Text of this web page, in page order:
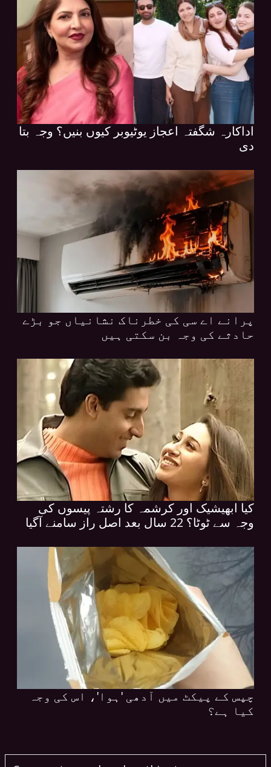
اداکارہ شگفتہ اعجاز یوٹیوبر کیوں بنیں؟ وجہ بتا
دی
پرانے اے سی کی خطرناک نشانیاں جو بڑے
حادثے کی وجہ بن سکتی ہیں
کیا ابھیشیک اور کرشمہ کا رشتہ پیسوں کی
وجہ سے ٹوٹا؟ 22 سال بعد اصل راز سامنے آگیا
چپس کے پیکٹ میں آدھی 'ہوا'، اس کی وجہ
کیا ہے؟